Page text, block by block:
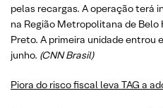
pelas recargas. A operação terá
na Região Metropolitana de
Preto. A primeira unidade entrou
junho. (CNN Brasil)
Piora do risco fiscal leva TAG a